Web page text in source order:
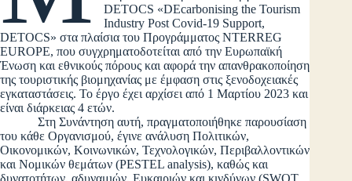
DETOCS «DEcarbonising the Tourism
Industry Post Covid-19 Support,
DETOCS» στα πλαίσια του Προγράμματος NTERREG
EUROPE, που συγχρηματοδοτείται από την Ευρωπαϊκή
Ένωση και εθνικούς πόρους και αφορά την απανθρακοποίηση
της τουριστικής βιομηχανίας με έμφαση στις ξενοδοχειακές
εγκαταστάσεις. Το έργο έχει αρχίσει από 1 Μαρτίου 2023 και
είναι διάρκειας 4 ετών.
Στη Συνάντηση αυτή, πραγματοποιήθηκε παρουσίαση
του κάθε Οργανισμού, έγινε ανάλυση Πολιτικών,
Οικονομικών, Κοινωνικών, Τεχνολογικών, Περιβαλλοντικών
και Νομικών θεμάτων (PESTEL analysis), καθώς και
δυνατοτήτων, αδυναμιών, Ευκαιριών και κινδύνων (SWOT